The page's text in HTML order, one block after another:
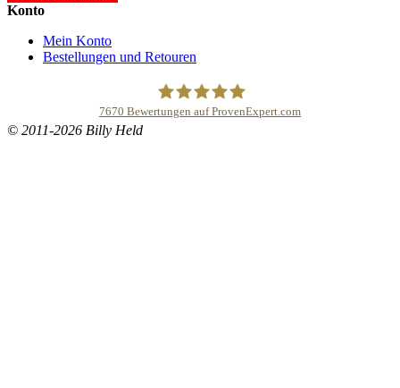
Konto
Mein Konto
Bestellungen und Retouren
7670 Bewertungen auf ProvenExpert.com
© 2011-2026 Billy Held